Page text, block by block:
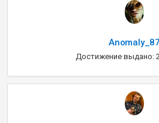
Anomaly_87
Достижение выдано: